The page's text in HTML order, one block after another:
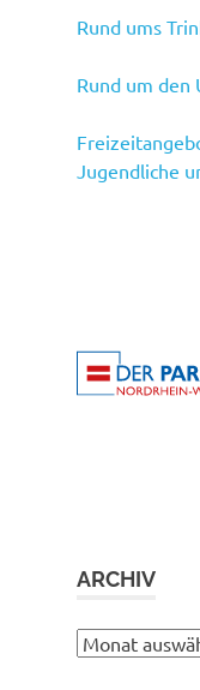
Rund ums
Rund um den
Jugendliche
ARCHIV
Archiv